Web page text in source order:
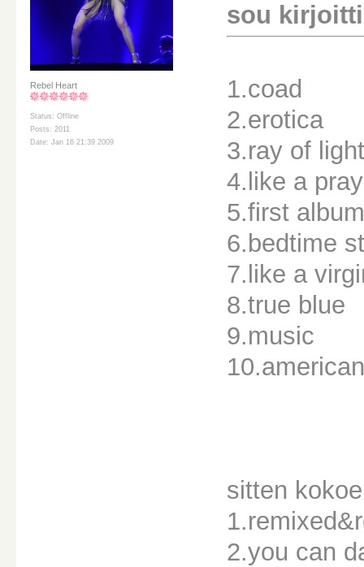
Rebel Heart
Status: Offline
Posts: 2011
Date: Jan 16 21:39 2009
sou
1.coad
2.erotica
3.ray of light
4.like a
5.first album
6.bedtime
7.like a
8.true blue
9.music
sitten
2.you can